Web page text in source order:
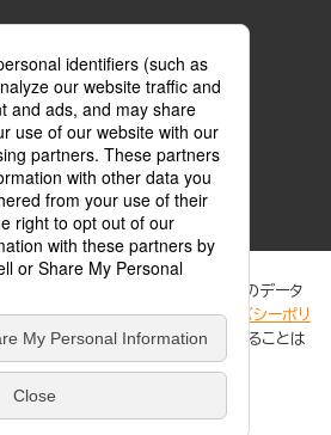
書籍配信サービスが、著作権者からコンテンツ使用許諾を
とを示す登録商標(登録番号 第6091713号)です。
示しているサービスの一覧はこちら。
は、利便性向上のためにCookie等のデータ
についての詳細は、「プライバシーポリ
イトでは、訪問者の個人情報を追跡することは